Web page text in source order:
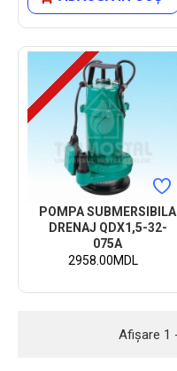
POMPA SUBMERSIBILA
DRENAJ QDX1,5-32-
075A
2958.00MDL
Afişare 1